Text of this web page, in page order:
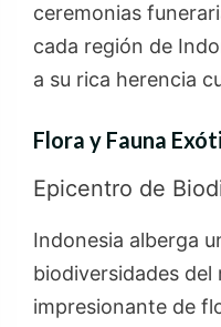
ceremonias
cada región de
a su rica herencia
Flora y Fauna
Epicentro de
Indonesia alberga
biodiversidades del
impresionante de